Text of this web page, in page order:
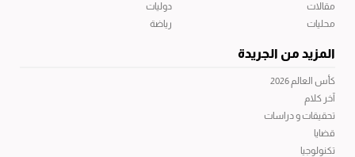
مقالات
محليات
دوليات
رياضة
المزيد من الجريدة
كأس العالم 2026
آخر كلام
تحقيقات و دراسات
قضايا
تكنولوجيا